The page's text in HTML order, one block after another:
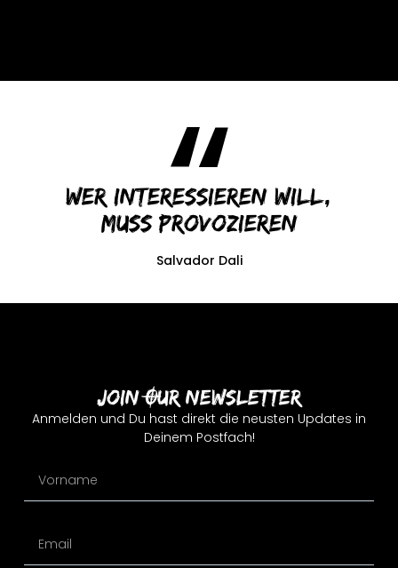
Wer interessieren will,
muss provozieren
Salvador Dali
Join Our Newsletter
Anmelden und Du hast direkt die neusten Updates in
Deinem Postfach!